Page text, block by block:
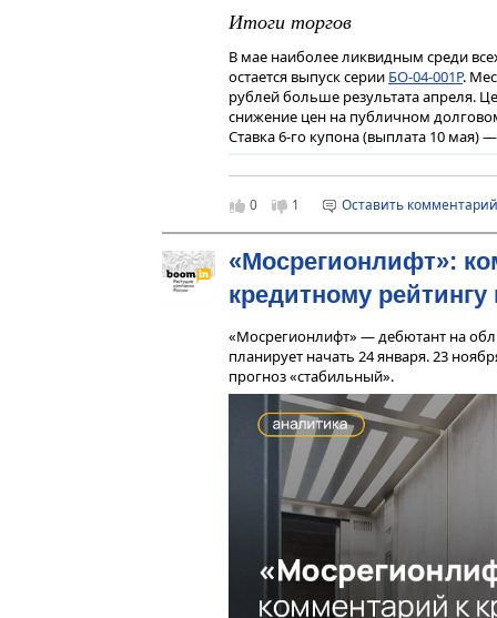
назад. Наша инициатива учитывает
— В соответствии с Жилищным
федерации.
— Насколько значительны
— Конечно, если мы возьмем Дальний
сожалению, на Дальнем Востоке
— Вы сказали, что лифтовые заводы
производства?
— В прошлом году заработал
группой «СУ-155». Потом группа
новыми собственниками и теперь
завод», и «Карачаровский
Москвы, которая решила заняться
монтируется 42-43 тыс. лифтов. И
действующих в стране 25
единиц подъемного оборудования.
Маржинальность в фазе активного
в 2022 г. до 5,2% в 2023 г. На уровне
соответствующие показатели
характерна для автодилерского
Итоги торгов
В мае наиболее ликвидным среди
остается выпуск серии БО-04-001P.
рублей больше результата апреля.
снижение цен на публичном
Ставка 6-го купона (выплата 10 мая)
0 1 Оставить комментарий
«Мосрегионлифт»:
кредитному
«Мосрегионлифт» — дебютант на
планирует начать 24 января. 23
прогноз «стабильный».